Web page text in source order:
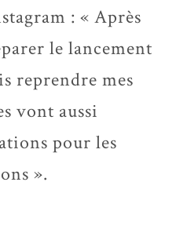
: « Après
le lancement
reprendre mes
vont aussi
pour les
».